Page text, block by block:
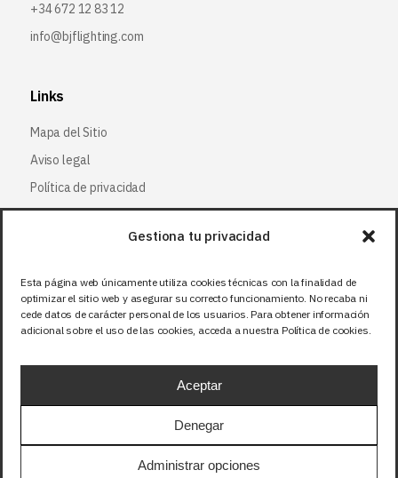
Gestiona tu privacidad
Esta página web únicamente utiliza cookies técnicas con la finalidad de
optimizar el sitio web y asegurar su correcto funcionamiento. No recaba ni
cede datos de carácter personal de los usuarios. Para obtener información
adicional sobre el uso de las cookies, acceda a nuestra Política de cookies.
Aceptar
Denegar
Administrar opciones
+34 672 12 83 12
info@bjflighting.com
Links
Mapa del Sitio
Aviso legal
Política de privacidad
Política de cookies
Síguenos
Facebook
X (Twitter)
Instagram
Precios sin IVA (21%). Tasa RAEE incluida en